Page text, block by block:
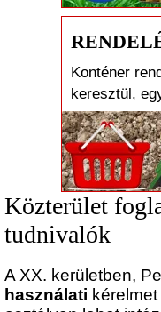
Konténer
keresztül,
Közterület
tudnivalók
A XX. kerületben,
használati